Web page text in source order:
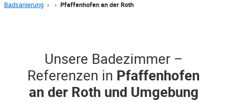
Badsanierung › › Pfaffenhofen an der Roth
Unsere Badezimmer –
Referenzen in Pfaffenhofen
an der Roth und Umgebung